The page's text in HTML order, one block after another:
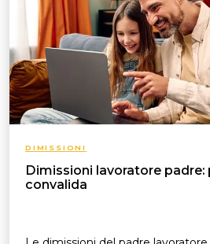
DIMISSIONI
Dimissioni lavoratore padre:
convalida